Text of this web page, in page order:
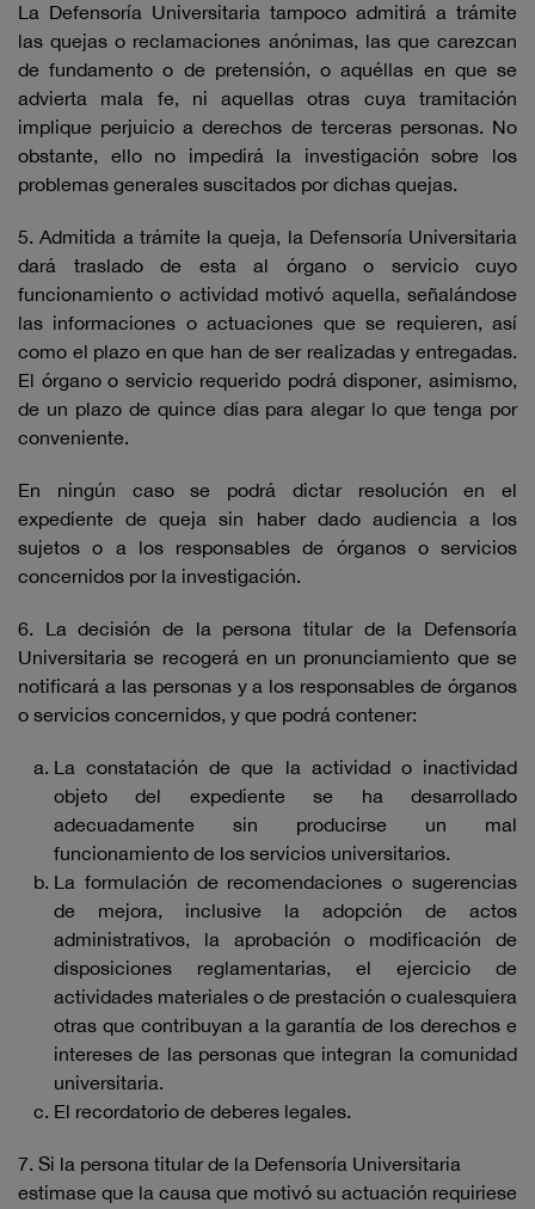
La Defensoría Universitaria tampoco admitirá a trámite
las quejas o reclamaciones anónimas, las que carezcan
de fundamento o de pretensión, o aquéllas en que se
advierta mala fe, ni aquellas otras cuya tramitación
implique perjuicio a derechos de terceras personas. No
obstante, ello no impedirá la investigación sobre los
problemas generales suscitados por dichas quejas.
5. Admitida a trámite la queja, la Defensoría Universitaria
dará traslado de esta al órgano o servicio cuyo
funcionamiento o actividad motivó aquella, señalándose
las informaciones o actuaciones que se requieren, así
como el plazo en que han de ser realizadas y entregadas.
El órgano o servicio requerido podrá disponer, asimismo,
de un plazo de quince días para alegar lo que tenga por
conveniente.
En ningún caso se podrá dictar resolución en el
expediente de queja sin haber dado audiencia a los
sujetos o a los responsables de órganos o servicios
concernidos por la investigación.
6. La decisión de la persona titular de la Defensoría
Universitaria se recogerá en un pronunciamiento que se
notificará a las personas y a los responsables de órganos
o servicios concernidos, y que podrá contener:
La constatación de que la actividad o inactividad
objeto del expediente se ha desarrollado
adecuadamente sin producirse un mal
funcionamiento de los servicios universitarios.
La formulación de recomendaciones o sugerencias
de mejora, inclusive la adopción de actos
administrativos, la aprobación o modificación de
disposiciones reglamentarias, el ejercicio de
actividades materiales o de prestación o cualesquiera
otras que contribuyan a la garantía de los derechos e
intereses de las personas que integran la comunidad
universitaria.
El recordatorio de deberes legales.
7. Si la persona titular de la Defensoría Universitaria
estimase que la causa que motivó su actuación requiriese